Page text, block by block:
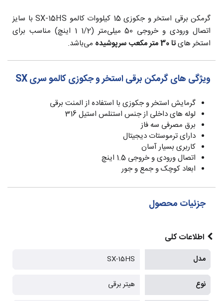
گرمکن برقی استخر و جکوزی 15 کیلووات کالمو SX-15HS با سایز
اتصال ورودی و خروجی 50 میلی‌متر (1/2 1 اینچ) مناسب برای
استخر هایتا 30 متر مکعب سرپوشیده می‌باشد.
ویژگی های گرمکن برقی استخر و جکوزی کالمو سری SX
گرمایش استخر و جکوزی با استفاده از المنت برقی
لوله های داخلی از جنس استنلس استیل 316
برق مصرفی سه فاز
دارای ترموستات دیجیتال
کاربری بسیار آسان
اتصال ورودی و خروجی 1.5 اینچ
ابعاد کوچک و جمع و جور
جزئیات محصول
اطلاعات کلی
مدل SX-15HS
نوع هیتر برقی